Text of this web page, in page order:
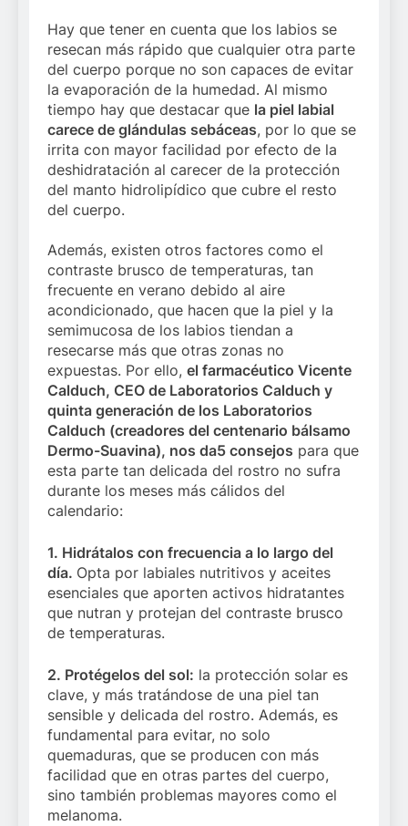
Hay que tener en cuenta que los labios se
resecan más rápido que cualquier otra parte
del cuerpo porque no son capaces de evitar
la evaporación de la humedad. Al mismo
tiempo hay que destacar que la piel labial
carece de glándulas sebáceas, por lo que se
irrita con mayor facilidad por efecto de la
deshidratación al carecer de la protección
del manto hidrolipídico que cubre el resto
del cuerpo.
Además, existen otros factores como el
contraste brusco de temperaturas, tan
frecuente en verano debido al aire
acondicionado, que hacen que la piel y la
semimucosa de los labios tiendan a
resecarse más que otras zonas no
expuestas. Por ello, el farmacéutico Vicente
Calduch, CEO de Laboratorios Calduch y
quinta generación de los Laboratorios
Calduch (creadores del centenario bálsamo
Dermo-Suavina), nos da5 consejos para que
esta parte tan delicada del rostro no sufra
durante los meses más cálidos del
calendario:
1. Hidrátalos con frecuencia a lo largo del
día. Opta por labiales nutritivos y aceites
esenciales que aporten activos hidratantes
que nutran y protejan del contraste brusco
de temperaturas.
2. Protégelos del sol: la protección solar es
clave, y más tratándose de una piel tan
sensible y delicada del rostro. Además, es
fundamental para evitar, no solo
quemaduras, que se producen con más
facilidad que en otras partes del cuerpo,
sino también problemas mayores como el
melanoma.